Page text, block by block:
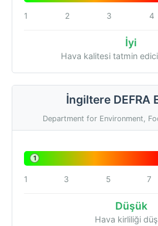
1 2 3 4
İyi
Hava kalitesi tatmin
İngiltere DEFRA
Department for Environment,
1
1 3 5 7
Düşük
Hava kirliliği